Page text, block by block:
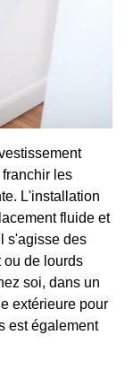
les
L'installation
fluide et
s'agisse des
ou de lourds
soi, dans un
extérieure pour
est également